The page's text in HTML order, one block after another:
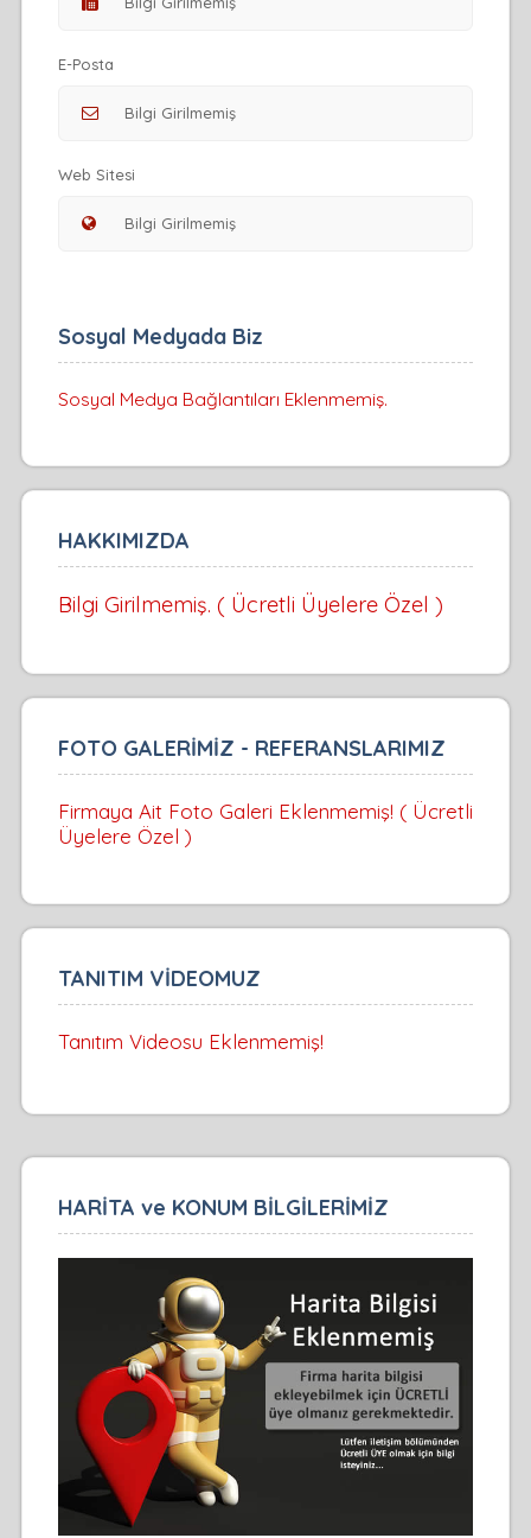
E-Posta
Web Sitesi
Sosyal Medyada Biz
Sosyal Medya Bağlantıları Eklenmemiş.
HAKKIMIZDA
Bilgi Girilmemiş. ( Ücretli Üyelere Özel )
FOTO GALERİMİZ - REFERANSLARIMIZ
Firmaya Ait Foto Galeri Eklenmemiş! ( Ücretli
Üyelere Özel )
TANITIM VİDEOMUZ
Tanıtım Videosu Eklenmemiş!
HARİTA ve KONUM BİLGİLERİMİZ